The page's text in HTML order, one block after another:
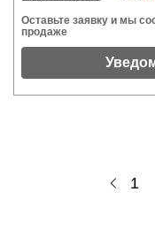
Оставьте заявку и мы
продаже
1